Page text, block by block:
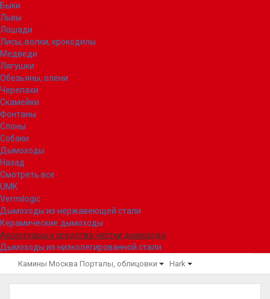
Быки
Львы
Лошади
Лисы, волки, крокодилы
Медведи
Лягушки
Обезьяны, олени
Черепахи
Скамейки
Фонтаны
Слоны
Собаки
Дымоходы
Назад
Смотреть все
UMK
Vermilogic
Дымоходы из нержавеющей стали
Керамические дымоходы
Аксессуары и средства чистки дымохода
Дымоходы из низколегированной стали
Камины Москва Порталы, облицовки Hark